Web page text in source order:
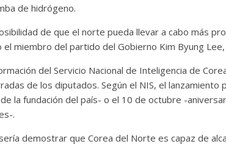
de hidrógeno.
de que el norte pueda llevar a cabo más
miembro del partido del Gobierno Kim Byung
del Servicio Nacional de Inteligencia de
de los diputados. Según el NIS, el
la fundación del país- o el 10 de octubre -
.
demostrar que Corea del Norte es capaz de